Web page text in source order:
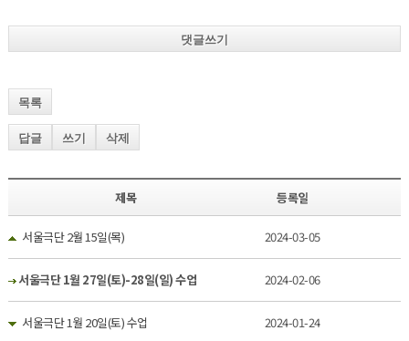
댓글쓰기
목록
답글 쓰기 삭제
제목 등록일
서울극단 2월 15일(목) 2024-03-05
서울극단 1월 27일(토)-28일(일) 수업 2024-02-06
서울극단 1월 20일(토) 수업 2024-01-24